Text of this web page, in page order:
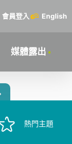
會員登入 English
媒體露出
熱門主題